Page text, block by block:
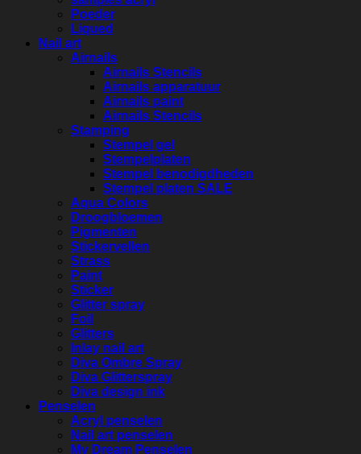
Poeder
Liqued
Nail art
Airnails
Airnails Stencils
Airnails apparatuur
Airnails paint
Airnails Stencils
Stamping
Stempel gel
Stempelplaten
Stempel benodigdheden
Stempel platen SALE
Aqua Colors
Droogbloemen
Pigmenten
Stickervellen
Strass
Paint
Sticker
Glitter spray
Foil
Glitters
Inlay nail art
Diva Ombre Spray
Diva Glitterspray
Diva design ink
Penselen
Acryl penselen
Nail art penselen
My Dream Penselen